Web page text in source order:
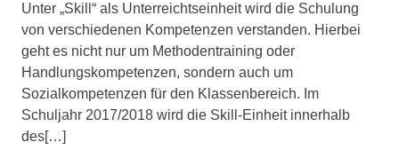
Unter „Skill“ als Unterreichtseinheit wird die Schulung
von verschiedenen Kompetenzen verstanden. Hierbei
geht es nicht nur um Methodentraining oder
Handlungskompetenzen, sondern auch um
Sozialkompetenzen für den Klassenbereich. Im
Schuljahr 2017/2018 wird die Skill-Einheit innerhalb
des[…]